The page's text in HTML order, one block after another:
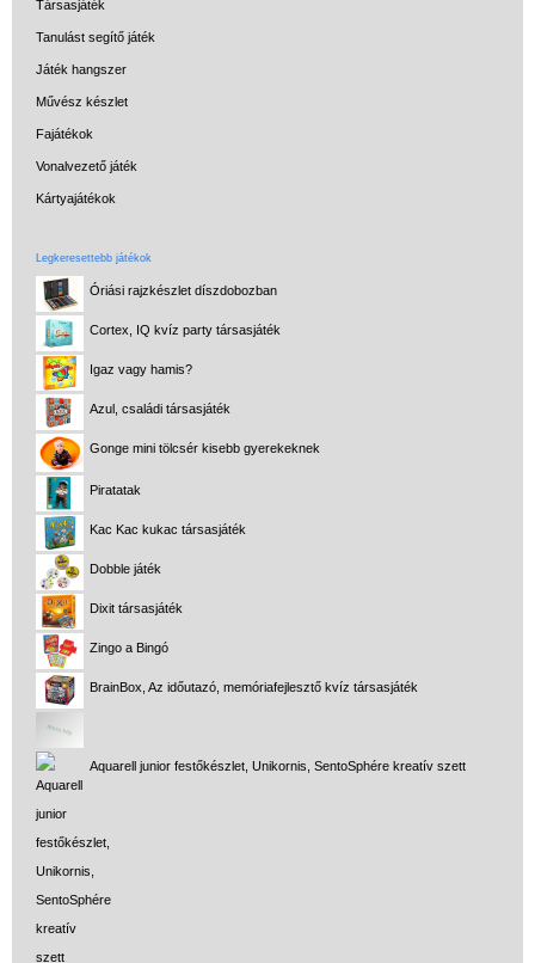
Társasjáték
Tanulást segítő játék
Játék hangszer
Művész készlet
Fajátékok
Vonalvezető játék
Kártyajátékok
Legkeresettebb játékok
Óriási rajzkészlet díszdobozban
Cortex, IQ kvíz party társasjáték
Igaz vagy hamis?
Azul, családi társasjáték
Gonge mini tölcsér kisebb gyerekeknek
Piratatak
Kac Kac kukac társasjáték
Dobble játék
Dixit társasjáték
Zingo a Bingó
BrainBox, Az időutazó, memóriafejlesztő kvíz társasjáték
Aquarell junior festőkészlet, Unikornis, SentoSphére kreatív szett